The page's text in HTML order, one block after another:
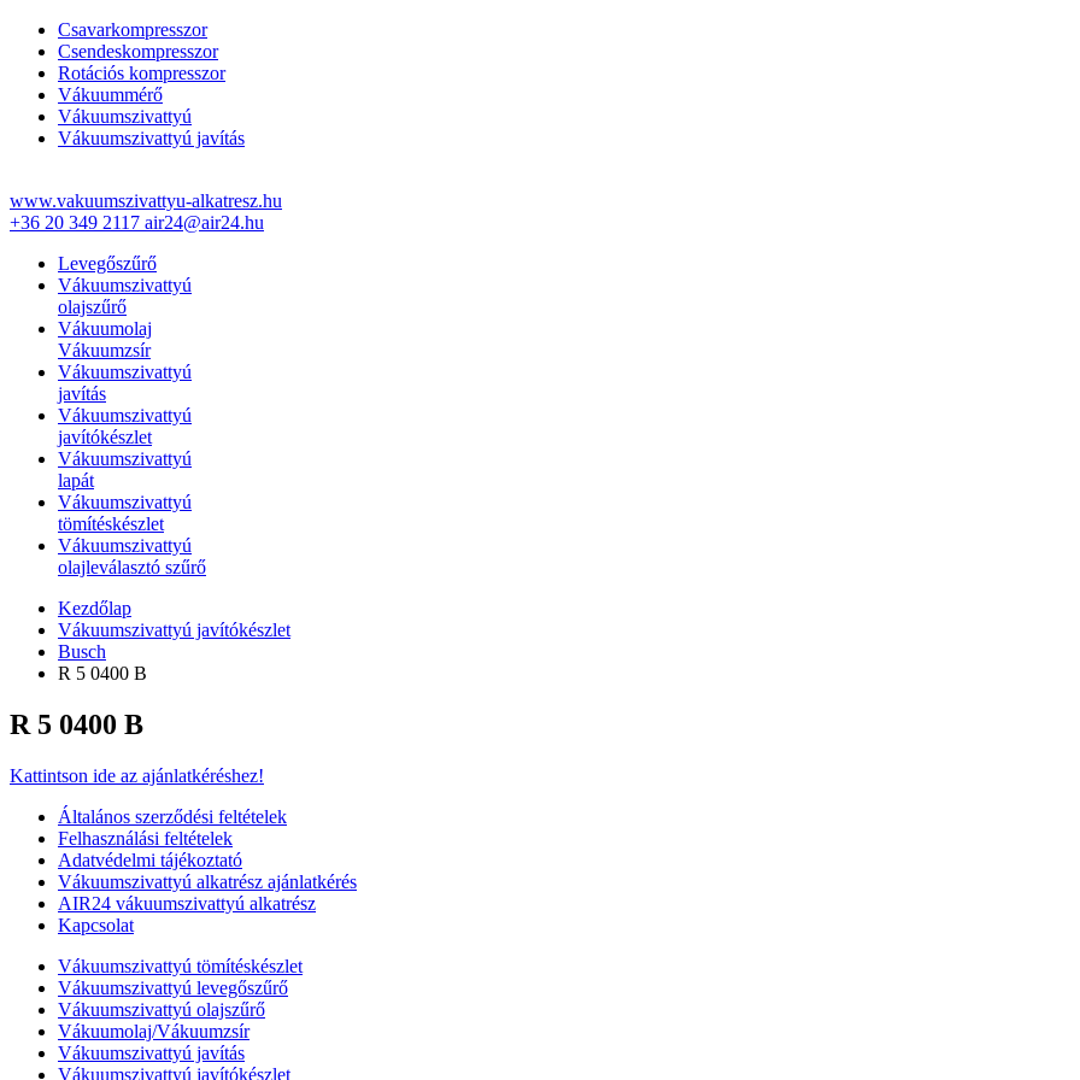
Csavarkompresszor
Csendeskompresszor
Rotációs kompresszor
Vákuummérő
Vákuumszivattyú
Vákuumszivattyú javítás
www.vakuumszivattyu-alkatresz.hu
+36 20 349 2117 air24@air24.hu
Levegőszűrő
Vákuumszivattyú
olajszűrő
Vákuumolaj
Vákuumzsír
Vákuumszivattyú
javítás
Vákuumszivattyú
javítókészlet
Vákuumszivattyú
lapát
Vákuumszivattyú
tömítéskészlet
Vákuumszivattyú
olajleválasztó szűrő
Kezdőlap
Vákuumszivattyú javítókészlet
Busch
R 5 0400 B
R 5 0400 B
Kattintson ide az ajánlatkéréshez!
Általános szerződési feltételek
Felhasználási feltételek
Adatvédelmi tájékoztató
Vákuumszivattyú alkatrész ajánlatkérés
AIR24 vákuumszivattyú alkatrész
Kapcsolat
Vákuumszivattyú tömítéskészlet
Vákuumszivattyú levegőszűrő
Vákuumszivattyú olajszűrő
Vákuumolaj/Vákuumzsír
Vákuumszivattyú javítás
Vákuumszivattyú javítókészlet